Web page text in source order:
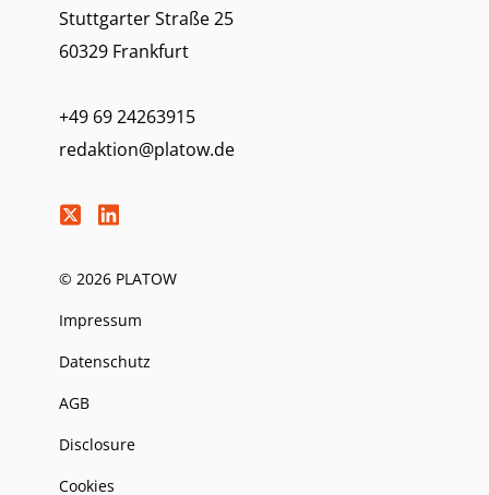
Stuttgarter Straße 25
60329 Frankfurt
+49 69 24263915
redaktion@platow.de
© 2026 PLATOW
Impressum
Datenschutz
AGB
Disclosure
Cookies